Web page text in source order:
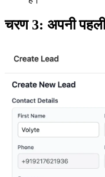
चरण 3: अपनी